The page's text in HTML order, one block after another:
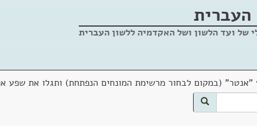
העברית
של ועד הלשון ושל האקדמיה ללשון העברית
"אנטר" (במקום לבחור מרשימת המונחים הנפתחת) ותגלו את שפע